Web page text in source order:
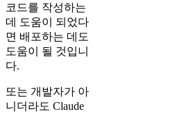
코드를 작성하는
데 도움이 되었다
면 배포하는 데도
도움이 될 것입니
다.
또는 개발자가 아
니더라도 Claude